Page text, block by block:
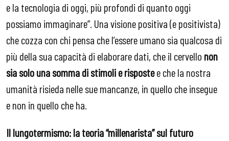
e la tecnologia di oggi, più profondi di quanto oggi
possiamo immaginare”. Una visione positiva (e positivista)
che cozza con chi pensa che l’essere umano sia qualcosa di
più della sua capacità di elaborare dati, che il cervello non
sia solo una somma di stimoli e rispostee che la nostra
umanità risieda nelle sue mancanze, in quello che insegue
e non in quello che ha.
Il lungotermismo: la teoria “millenarista” sul futuro